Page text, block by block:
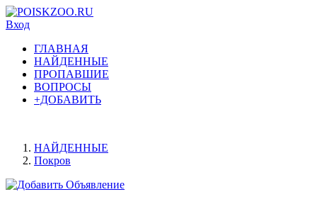
Вход
ГЛАВНАЯ
НАЙДЕННЫЕ
ПРОПАВШИЕ
ВОПРОСЫ
+ДОБАВИТЬ
НАЙДЕННЫЕ
Покров